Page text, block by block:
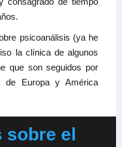
psicoanálisis (ya he
la clínica de algunos
que son seguidos por
de Europa y América
sobre el